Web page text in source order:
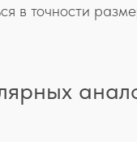
в точности